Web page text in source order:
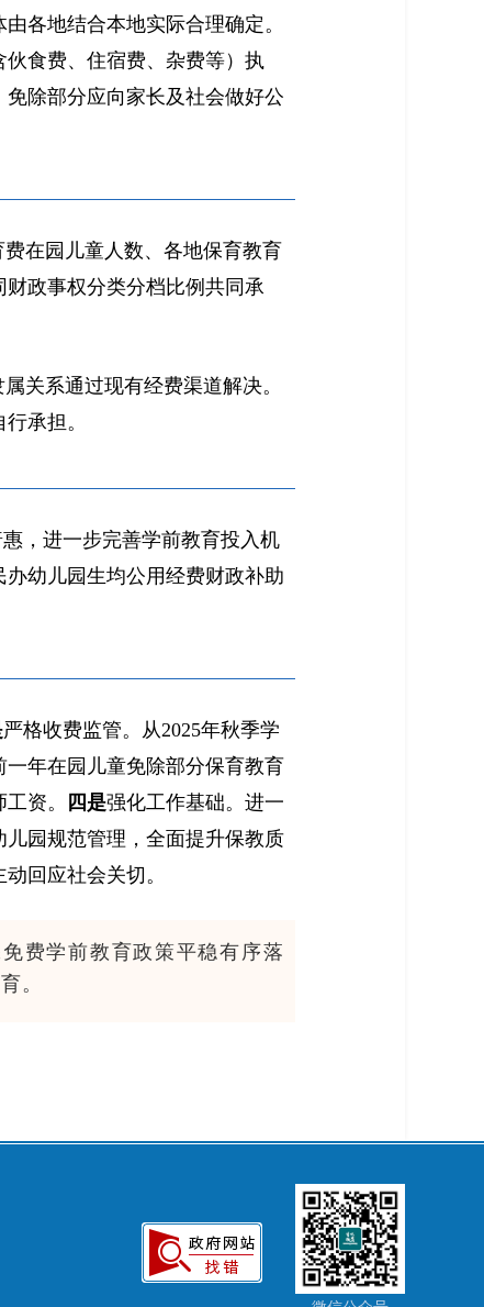
各地结合本地实际合理确定。
食费、住宿费、杂费等）执
除部分应向家长及社会做好公
在园儿童人数、各地保育教育
政事权分类分档比例共同承
关系通过现有经费渠道解决。
承担。
，进一步完善学前教育投入机
幼儿园生均公用经费财政补助
严格收费监管。从2025年秋季学
年在园儿童免除部分保育教育
资。 四是强化工作基础。进一
园规范管理，全面提升保教质
回应社会关切。
费学前教育政策平稳有序落
。